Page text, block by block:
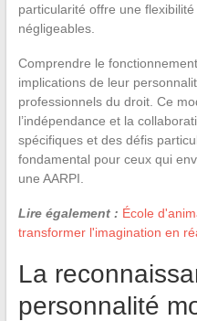
particularité offre une
négligeables.
Comprendre le
implications de leur
professionnels du droit. Ce
l’indépendance et la
spécifiques et des défis
fondamental pour ceux qui
une AARPI.
Lire également : École
transformer l'imagination en
La
personnalité